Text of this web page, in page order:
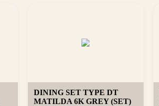
DINING SET TYPE DT
MATILDA 6K GREY (SET)